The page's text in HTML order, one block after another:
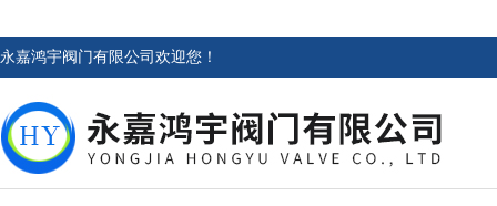
永嘉鸿宇阀门有限公司欢迎您！